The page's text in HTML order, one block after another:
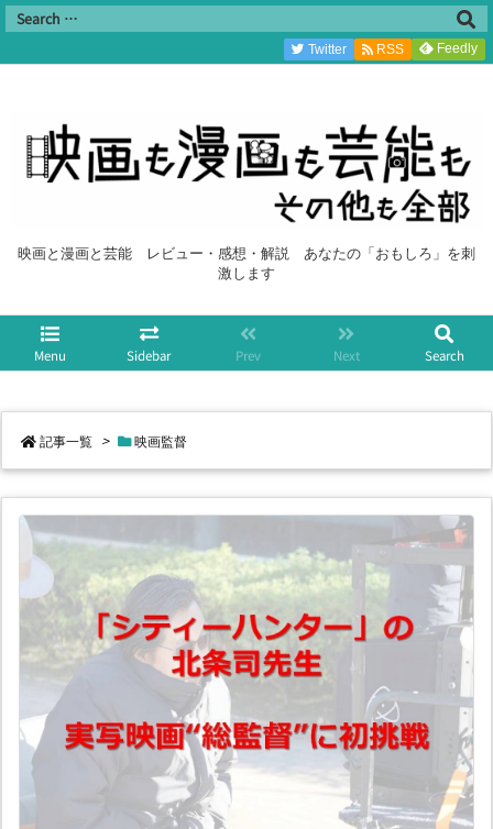
映画と漫画と芸能 レビュー・感想・解説 あなたの「おもしろ」を刺
激します
Menu Sidebar Prev Next Search
Twitter RSS Feedly
記事一覧 > 映画監督